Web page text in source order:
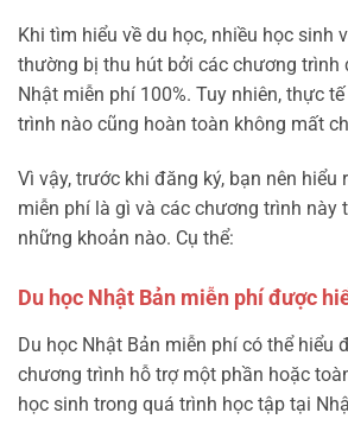
Khi tìm hiểu về du học, nhiều học sinh
thường bị thu hút bởi các chương trình
Nhật miễn phí 100%. Tuy nhiên, thực
trình nào cũng hoàn toàn không mất
Vì vậy, trước khi đăng ký, bạn nên hiểu
miễn phí là gì và các chương trình này
những khoản nào. Cụ thể:
Du học Nhật Bản miễn phí được
Du học Nhật Bản miễn phí có thể hiểu
chương trình hỗ trợ một phần hoặc
học sinh trong quá trình học tập tại